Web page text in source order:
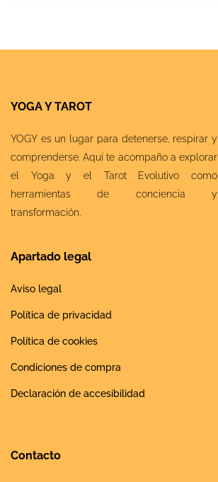
YOGA Y TAROT
YOGY es un lugar para detenerse, respirar y
comprenderse. Aquí te acompaño a explorar
el Yoga y el Tarot Evolutivo como
herramientas de conciencia y
transformación.
Apartado legal
Aviso legal
Política de privacidad
Política de cookies
Condiciones de compra
Declaración de accesibilidad
Contacto